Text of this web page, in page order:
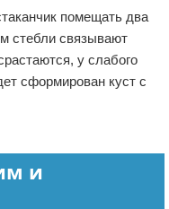
помещать два
стебли связывают
у слабого
сформирован куст с
и